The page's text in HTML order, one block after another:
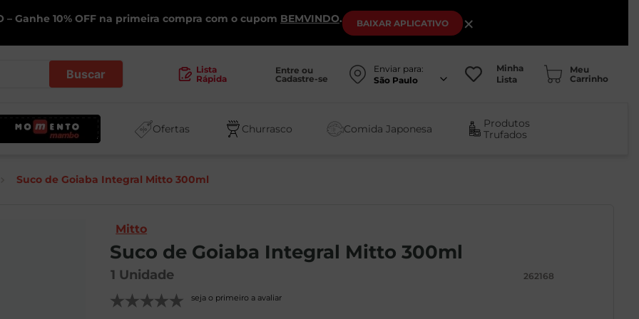
– Ganhe 10% OFF na primeira compra com o cupom BEMVINDO. BAIXAR APLICATIVO ×
Lista
Rápida
Entre ou
Cadastre-se
Enviar para:
São Paulo
Minha
Lista
Ofertas Churrasco Comida Japonesa
Produtos
Trufados
Suco de Goiaba Integral Mitto 300ml
Mitto
Suco de Goiaba Integral Mitto 300ml
1 Unidade 262168
seja o primeiro a avaliar